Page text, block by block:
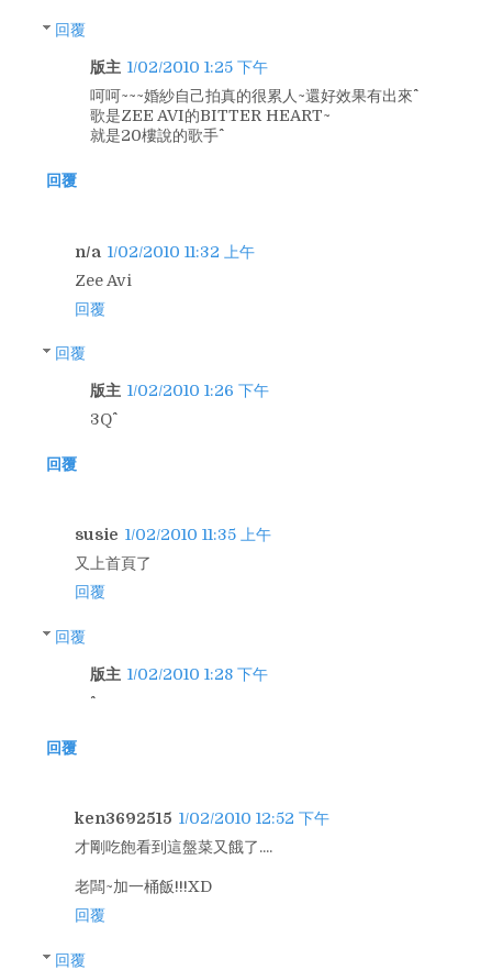
回覆
版主 1/02/2010 1:25 下午
呵呵~~~婚紗自己拍真的很累人~還好效果有出來^^
歌是ZEE AVI的BITTER HEART~
就是20樓說的歌手^^
回覆
n/a 1/02/2010 11:32 上午
Zee Avi
回覆
回覆
版主 1/02/2010 1:26 下午
3Q^^
回覆
susie 1/02/2010 11:35 上午
又上首頁了
回覆
回覆
版主 1/02/2010 1:28 下午
回覆
ken3692515 1/02/2010 12:52 下午
才剛吃飽看到這盤菜又餓了....
老闆~加一桶飯!!!XD
回覆
回覆